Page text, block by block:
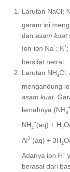
Larutan NaCl;
garam ini
dan asam kuat
Ion-ion Na+; K+;
bersifat netral.
Larutan NH4Cl;
mengandung
asam kuat.
lemahnya (NH4
+
NH4
+(aq) + H2
Al3+(aq) + 3H2
Adanya ion H+
berasal dari